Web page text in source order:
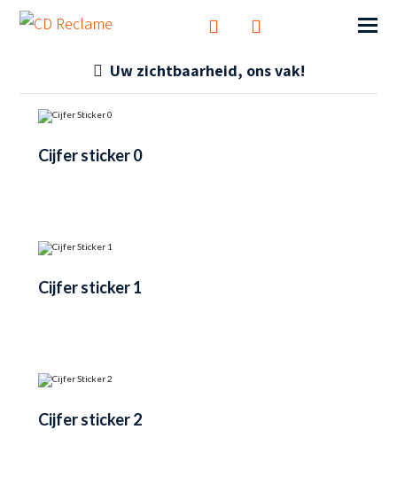
Uw zichtbaarheid, ons vak!
Cijfer sticker 0
Cijfer sticker 1
Cijfer sticker 2